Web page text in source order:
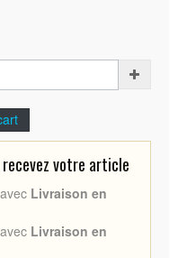
votre article
avec Livraison en
avec Livraison en